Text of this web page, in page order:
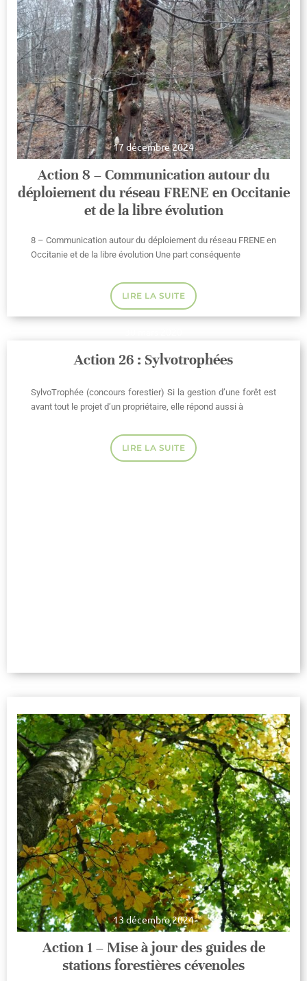
17 décembre 2024
Action 8 – Communication autour du
déploiement du réseau FRENE en Occitanie
et de la libre évolution
8 – Communication autour du déploiement du réseau FRENE en
Occitanie et de la libre évolution Une part conséquente
LIRE LA SUITE
Action 26 : Sylvotrophées
SylvoTrophée (concours forestier) Si la gestion d’une forêt est
avant tout le projet d’un propriétaire, elle répond aussi à
LIRE LA SUITE
13 décembre 2024
Action 1 – Mise à jour des guides de
stations forestières cévenoles